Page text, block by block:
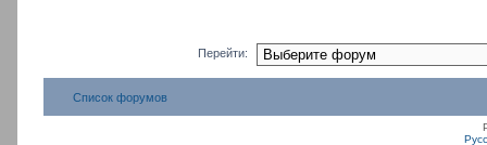
Перейти:
Список форумов